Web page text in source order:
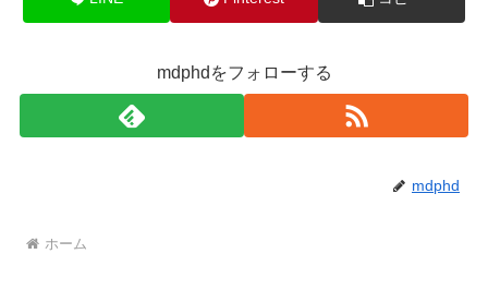
mdphdをフォローする
mdphd
ホーム